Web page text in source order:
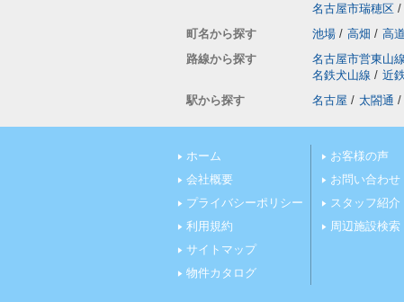
名古屋市瑞穂区 /
町名から探す
池場 / 高畑 / 高
路線から探す
名古屋市営東山線
名鉄犬山線 / 近
駅から探す
名古屋 / 太閤通 /
ホーム
会社概要
プライバシーポリシー
利用規約
サイトマップ
物件カタログ
お客様の声
お問い合わせ
スタッフ紹介
周辺施設検索